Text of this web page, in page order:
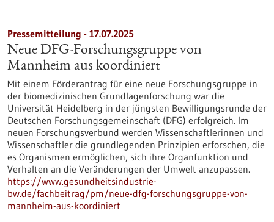
Pressemitteilung - 17.07.2025
Neue DFG-Forschungsgruppe von
Mannheim aus koordiniert
Mit einem Förderantrag für eine neue Forschungsgruppe in
der biomedizinischen Grundlagenforschung war die
Universität Heidelberg in der jüngsten Bewilligungsrunde der
Deutschen Forschungsgemeinschaft (DFG) erfolgreich. Im
neuen Forschungsverbund werden Wissenschaftlerinnen und
Wissenschaftler die grundlegenden Prinzipien erforschen, die
es Organismen ermöglichen, sich ihre Organfunktion und
Verhalten an die Veränderungen der Umwelt anzupassen.
https://www.gesundheitsindustrie-
bw.de/fachbeitrag/pm/neue-dfg-forschungsgruppe-von-
mannheim-aus-koordiniert